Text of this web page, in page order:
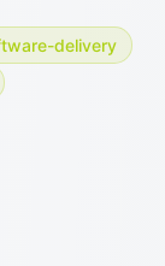
delivery